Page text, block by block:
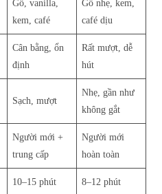
Gỗ, vanilla,
kem, café
Gỗ nhẹ, kem,
café dịu
Cân bằng, ổn
định
Rất mượt, dễ
hút
Sạch, mượt
Nhẹ, gần như
không gắt
Người mới +
trung cấp
Người mới
hoàn toàn
10–15 phút 8–12 phút